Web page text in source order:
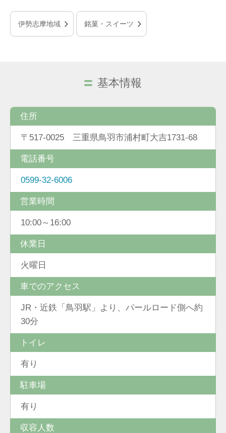
伊勢志摩地域 銘菓・スイーツ
基本情報
住所
〒517-0025 三重県鳥羽市浦村町大吉1731-68
電話番号
0599-32-6006
営業時間
10:00～16:00
休業日
火曜日
車でのアクセス
JR・近鉄「鳥羽駅」より、パールロード側へ約
30分
トイレ
有り
駐車場
有り
収容人数